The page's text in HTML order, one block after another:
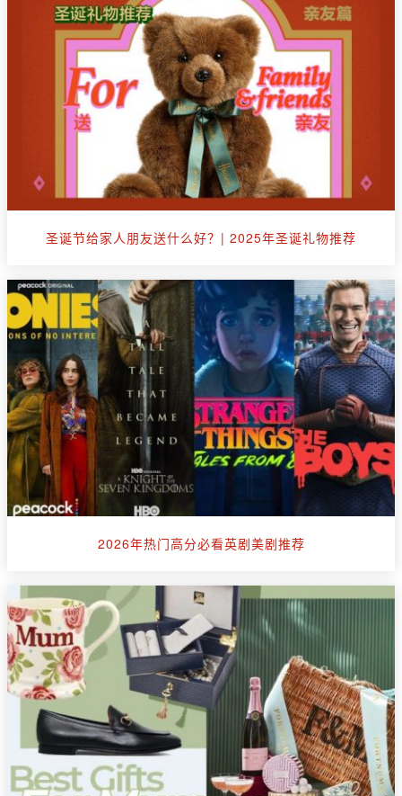
圣诞节给家人朋友送什么好？| 2025年圣诞礼物推荐
2026年热门高分必看英剧美剧推荐